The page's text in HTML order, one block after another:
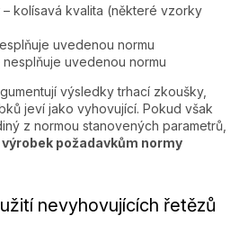
– kolísavá kvalita (některé vzorky
uvedenou normu
nesplňuje uvedenou normu
výsledky trhací zkoušky,
jeví jako vyhovující. Pokud však
z normou stanovených parametrů,
výrobek požadavkům normy
nevyhovujících řetězů